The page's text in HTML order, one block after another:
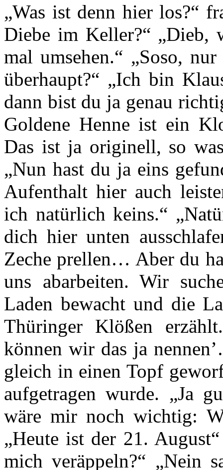
„Was ist denn hier los?“
Diebe im Keller?“ „Dieb,
mal umsehen.“ „Soso,
überhaupt?“ „Ich bin
dann bist du ja genau
Goldene Henne ist ein
Das ist ja originell, so
„Nun hast du ja eins
Aufenthalt hier auch
ich natürlich keins.“
dich hier unten
Zeche prellen… Aber du
uns abarbeiten. Wir
Laden bewacht und die
Thüringer Klößen
können wir das ja
gleich in einen Topf
aufgetragen wurde. „Ja
wäre mir noch wichtig:
„Heute ist der 21.
mich veräppeln?“ „Nein